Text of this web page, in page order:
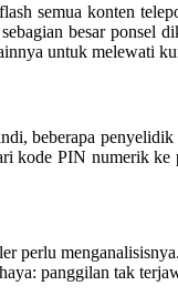
semua konten
besar
untuk melewati
beberapa
kode PIN numerik
perlu
panggilan tak